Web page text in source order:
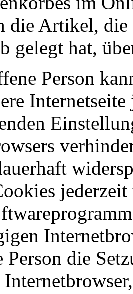
die Artikel,
gelegt hat,
Person
Person die